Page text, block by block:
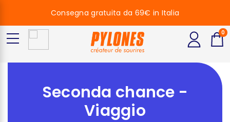
Seconda chance -
Viaggio
Consegna gratuita da 69€ in Italia
0